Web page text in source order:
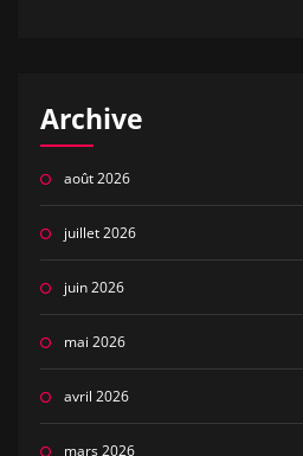
Archive
août 2026
juillet 2026
juin 2026
mai 2026
avril 2026
mars 2026